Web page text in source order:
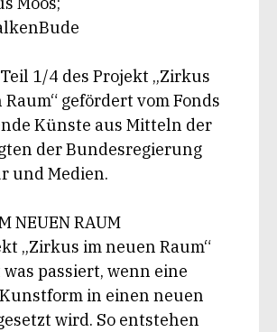
1/4 des Projekt „Zirkus
gefördert vom Fonds
Künste aus Mitteln der
der Bundesregierung
und Medien.
NEUEN RAUM
„Zirkus im neuen Raum“
passiert, wenn eine
in einen neuen
wird. So entstehen